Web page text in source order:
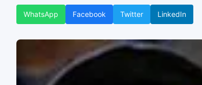
WhatsApp Facebook Twitter LinkedIn